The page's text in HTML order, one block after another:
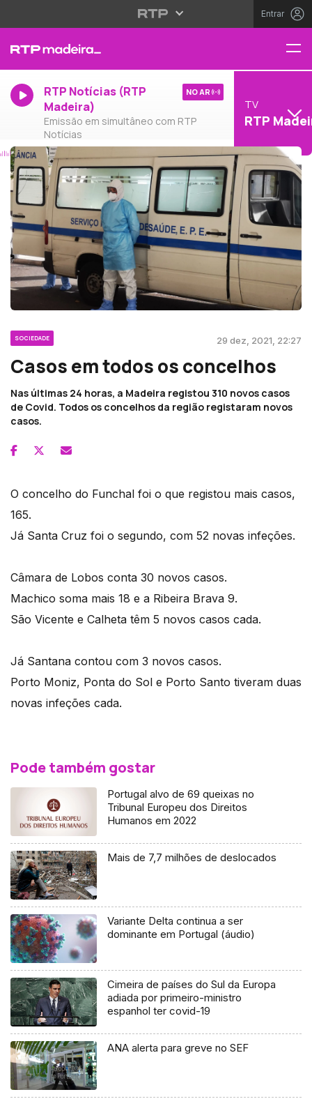
Entrar
RTP Notícias (RTP
Madeira)
Emissão em simultâneo com RTP
Notícias
NO AR
TV
RTP
SOCIEDADE 29 dez, 2021, 22:27
Casos em todos os concelhos
Nas últimas 24 horas, a Madeira registou 310 novos casos
de Covid. Todos os concelhos da região registaram novos
casos.
O concelho do Funchal foi o que registou mais casos,
165.
Já Santa Cruz foi o segundo, com 52 novas infeções.
Câmara de Lobos conta 30 novos casos.
Machico soma mais 18 e a Ribeira Brava 9.
São Vicente e Calheta têm 5 novos casos cada.
Já Santana contou com 3 novos casos.
Porto Moniz, Ponta do Sol e Porto Santo tiveram duas
novas infeções cada.
Pode também gostar
Portugal alvo de 69 queixas no
Tribunal Europeu dos Direitos
Humanos em 2022
Mais de 7,7 milhões de deslocados
Variante Delta continua a ser
dominante em Portugal (áudio)
Cimeira de países do Sul da Europa
adiada por primeiro-ministro
espanhol ter covid-19
ANA alerta para greve no SEF